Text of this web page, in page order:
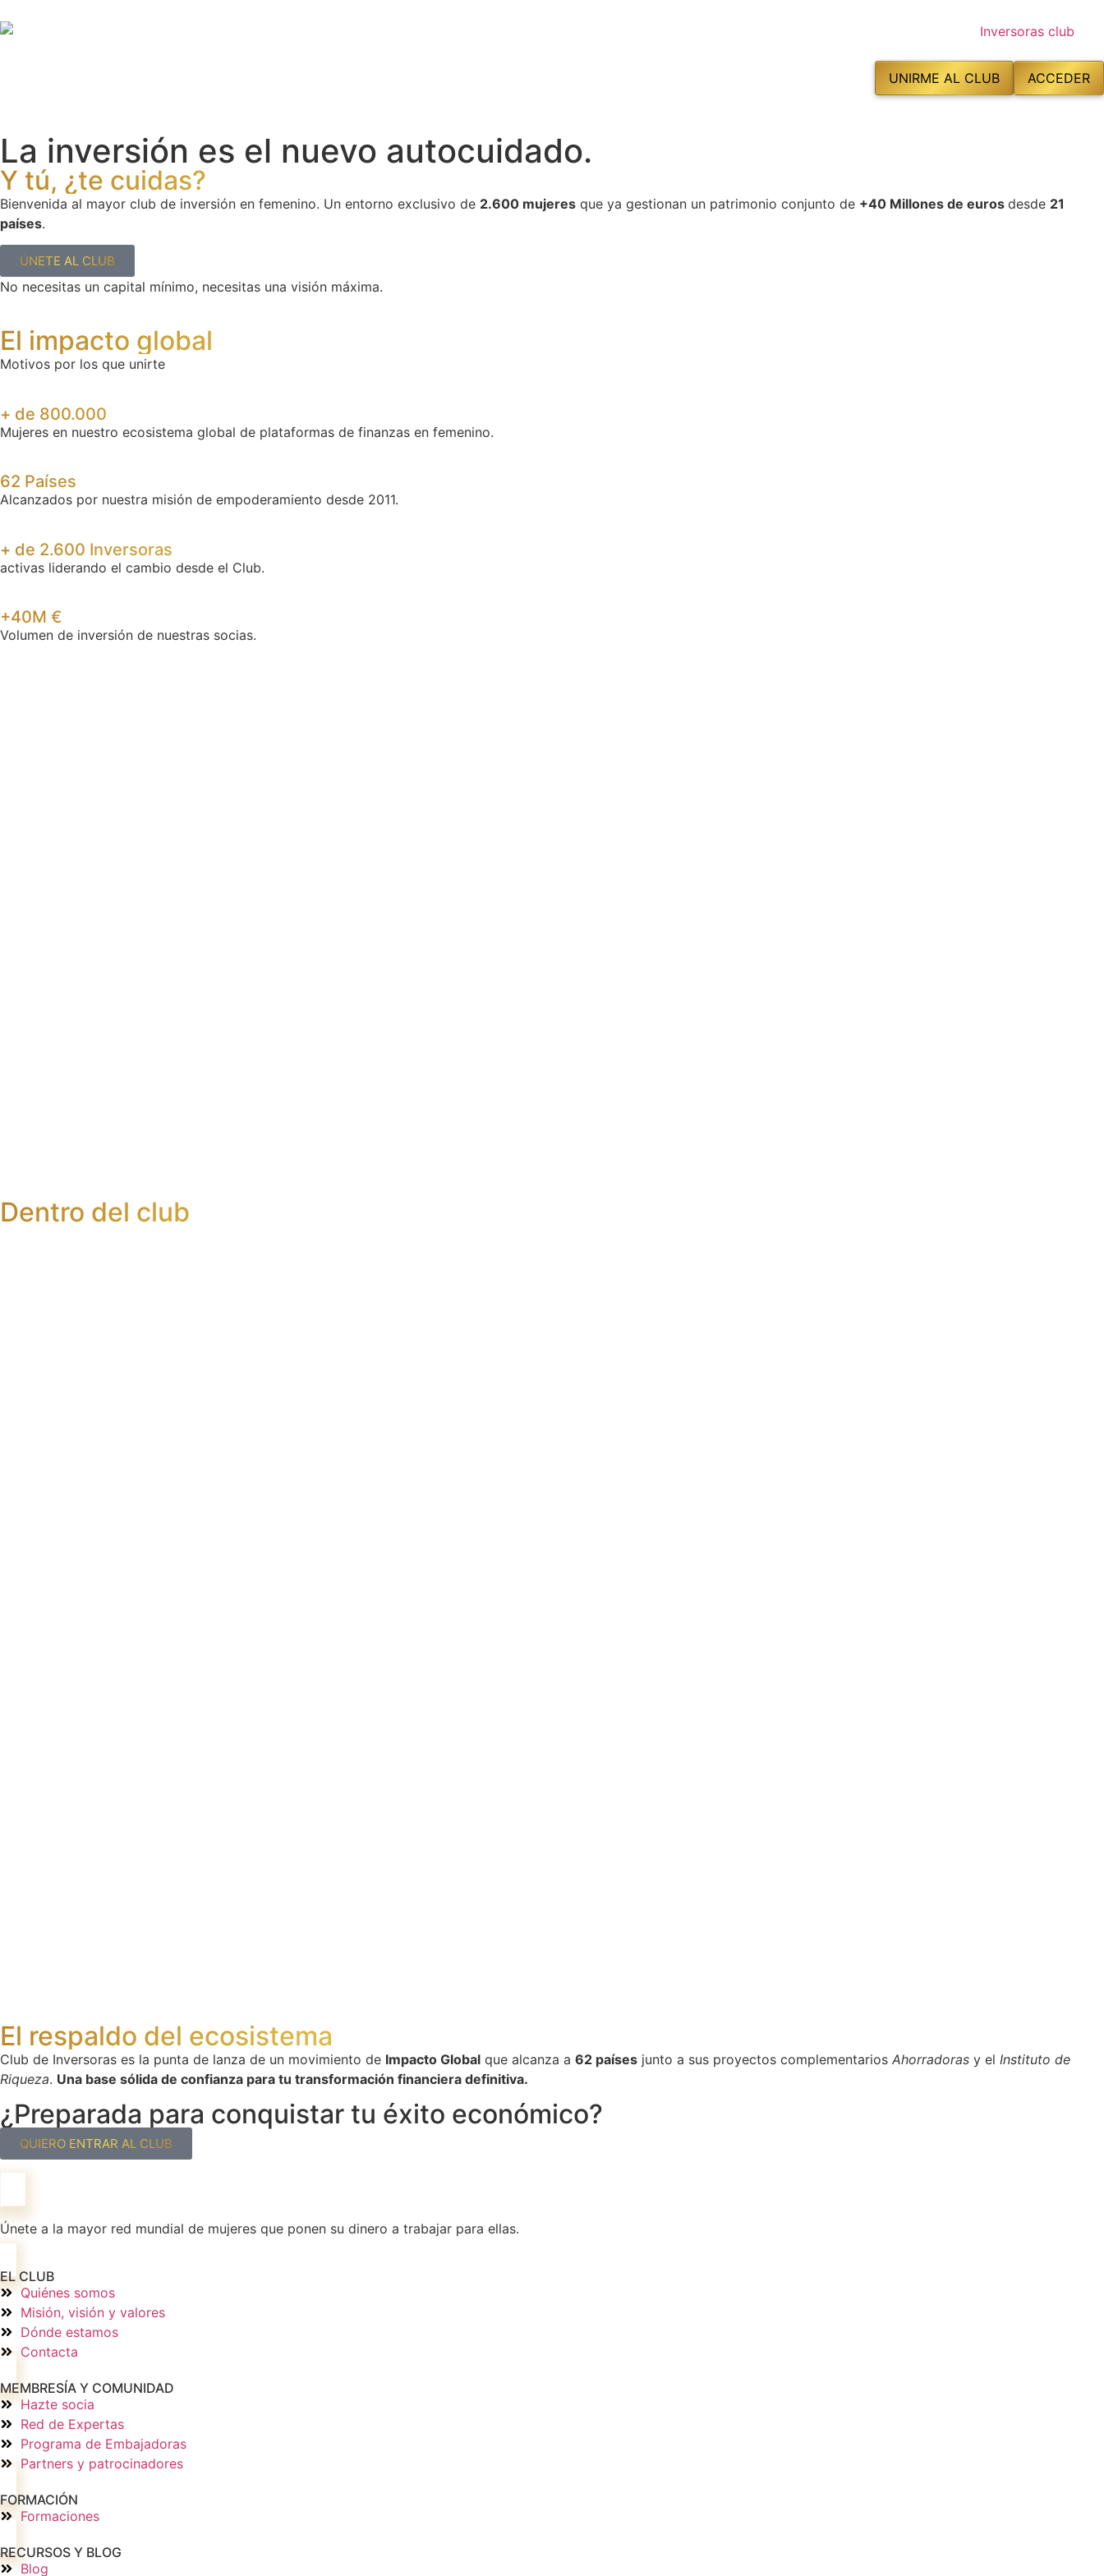
UNIRME AL CLUB ACCEDER
La inversión es el nuevo autocuidado.
Y tú, ¿te cuidas?
Bienvenida al mayor club de inversión en femenino. Un entorno exclusivo de 2.600 mujeres que ya gestionan un patrimonio conjunto de +40 Millones de euros desde 21
países.
ÚNETE AL CLUB
No necesitas un capital mínimo, necesitas una visión máxima.
El impacto global
Motivos por los que unirte
+ de 800.000
Mujeres en nuestro ecosistema global de plataformas de finanzas en femenino.
62 Países
Alcanzados por nuestra misión de empoderamiento desde 2011.
+ de 2.600 Inversoras
activas liderando el cambio desde el Club.
+40M €
Volumen de inversión de nuestras socias.
Dentro del club
El respaldo del ecosistema
Club de Inversoras es la punta de lanza de un movimiento de Impacto Global que alcanza a 62 países junto a sus proyectos complementarios Ahorradoras y el Instituto de
Riqueza. Una base sólida de confianza para tu transformación financiera definitiva.
¿Preparada para conquistar tu éxito económico?
QUIERO ENTRAR AL CLUB
Únete a la mayor red mundial de mujeres que ponen su dinero a trabajar para ellas.
EL CLUB
Quiénes somos
Misión, visión y valores
Dónde estamos
Contacta
MEMBRESÍA Y COMUNIDAD
Hazte socia
Red de Expertas
Programa de Embajadoras
Partners y patrocinadores
FORMACIÓN
Formaciones
RECURSOS Y BLOG
Blog